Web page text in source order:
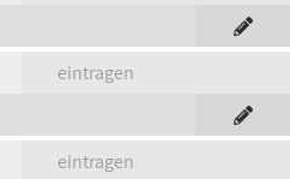
eintragen
eintragen